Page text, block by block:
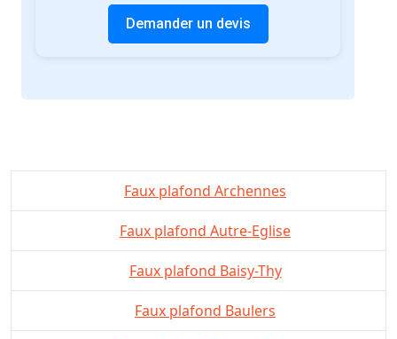
Demander un devis
Faux plafond Archennes
Faux plafond Autre-Eglise
Faux plafond Baisy-Thy
Faux plafond Baulers